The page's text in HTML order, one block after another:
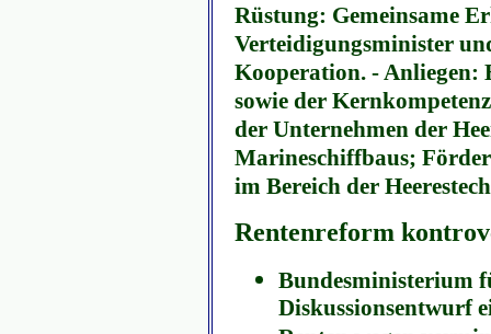
Rüstung: Gemeinsame
Verteidigungsminister
Kooperation. - Anliegen:
sowie der
der Unternehmen der
Marineschiffbaus;
im Bereich der
Rentenreform
Bundesministerium
Diskussionsentwurf